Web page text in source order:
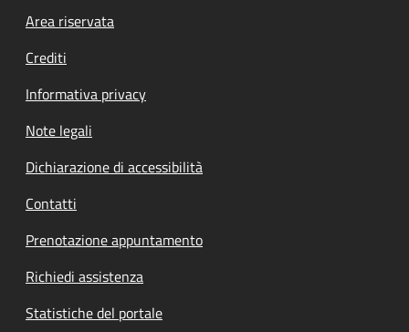
Footer menu
Area riservata
Crediti
Informativa privacy
Note legali
Dichiarazione di accessibilità
Contatti
Prenotazione appuntamento
Richiedi assistenza
Statistiche del portale